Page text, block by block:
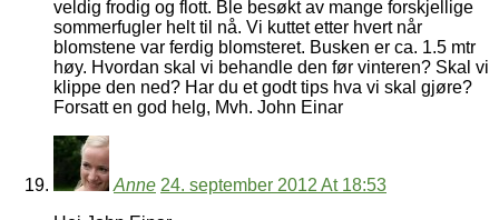
veldig frodig og flott. Ble besøkt av mange forskjellige
sommerfugler helt til nå. Vi kuttet etter hvert når
blomstene var ferdig blomsteret. Busken er ca. 1.5 mtr
høy. Hvordan skal vi behandle den før vinteren? Skal vi
klippe den ned? Har du et godt tips hva vi skal gjøre?
Forsatt en god helg, Mvh. John Einar
Anne 24. september 2012 At 18:53